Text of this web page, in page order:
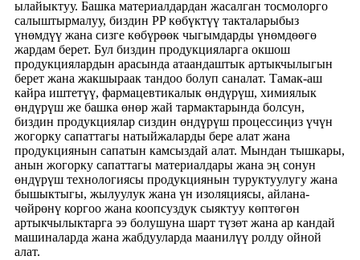
ылайыктуу. Башка материалдардан жасалган тосмолорго
салыштырмалуу, биздин PP көбүктүү такталарыбыз
үнөмдүү жана сизге көбүрөөк чыгымдарды үнөмдөөгө
жардам берет. Бул биздин продукцияларга окшош
продукциялардын арасында атаандаштык артыкчылыгын
берет жана жакшыраак тандоо болуп саналат. Тамак-аш
кайра иштетүү, фармацевтикалык өндүрүш, химиялык
өндүрүш же башка өнөр жай тармактарында болсун,
биздин продукциялар сиздин өндүрүш процессиңиз үчүн
жогорку сапаттагы натыйжаларды бере алат жана
продукциянын сапатын камсыздай алат. Мындан тышкары,
анын жогорку сапаттагы материалдары жана эң сонун
өндүрүш технологиясы продукциянын туруктуулугу жана
бышыктыгы, жылуулук жана үн изоляциясы, айлана-
чөйрөнү коргоо жана коопсуздук сыяктуу көптөгөн
артыкчылыктарга ээ болушуна шарт түзөт жана ар кандай
машиналарда жана жабдууларда маанилүү ролду ойной
алат.